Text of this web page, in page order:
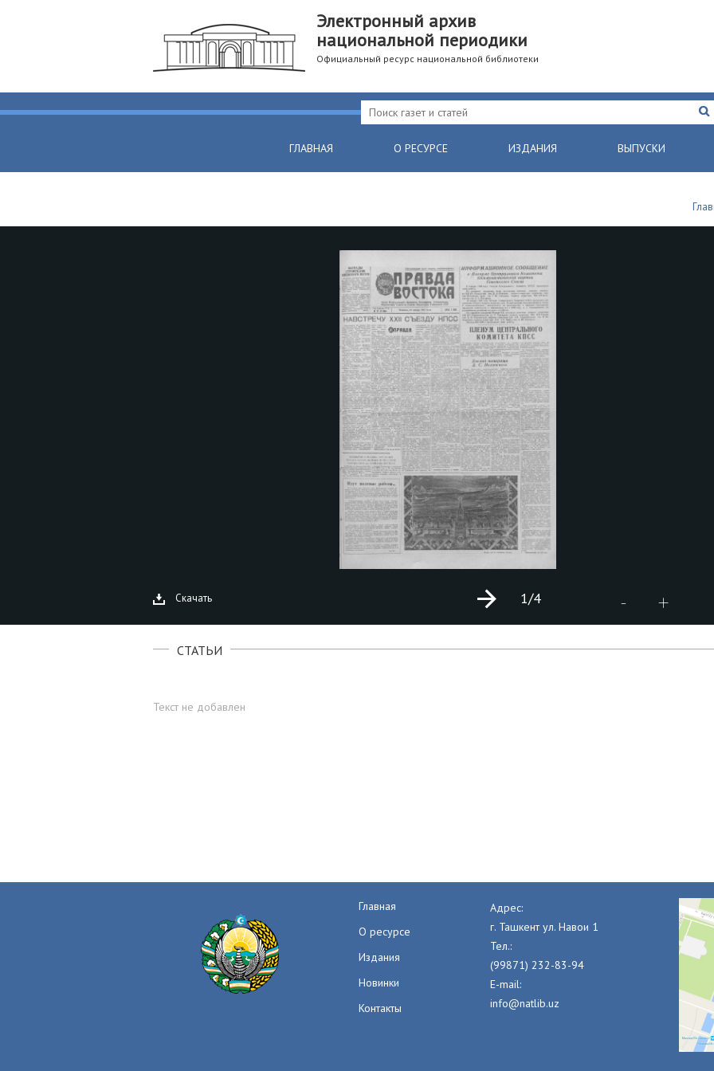
Электронный архив
национальной периодики
Официальный ресурс национальной библиотеки
ГЛАВНАЯ О РЕСУРСЕ ИЗДАНИЯ ВЫПУСКИ
Скачать - +
1/4
СТАТЬИ
Текст не добавлен
Главная
О ресурсе
Издания
Новинки
Контакты
Адрес:
г. Ташкент ул. Навои 1
Тел.:
(99871) 232-83-94
E-mail:
info@natlib.uz